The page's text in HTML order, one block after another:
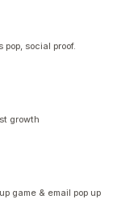
social proof.
growth
game & email pop up